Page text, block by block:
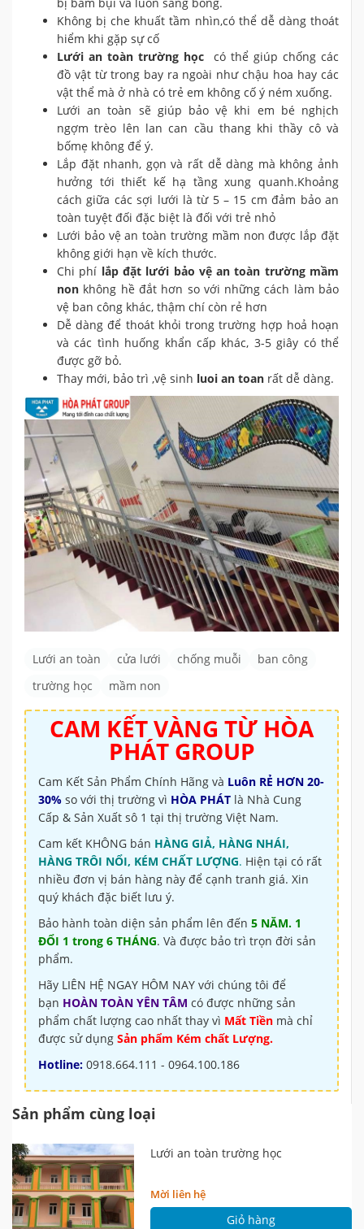
Không bị che khuất tầm nhìn,có thể dễ dàng thoát
hiểm khi gặp sự cố
Lưới an toàn trường học có thể giúp chống các
đồ vật từ trong bay ra ngoài như chậu hoa hay các
vật thể mà ở nhà có trẻ em không cố ý ném xuống.
Lưới an toàn sẽ giúp bảo vệ khi em bé nghịch
ngợm trèo lên lan can cầu thang khi thầy cô và
bốmẹ không để ý.
Lắp đặt nhanh, gọn và rất dễ dàng mà không ảnh
hưởng tới thiết kế hạ tầng xung quanh.Khoảng
cách giữa các sợi lưới là từ 5 – 15 cm đảm bảo an
toàn tuyệt đối đặc biệt là đối với trẻ nhỏ
Lưới bảo vệ an toàn trường mầm non được lắp đặt
không giới hạn về kích thước.
Chi phí lắp đặt lưới bảo vệ an toàn trường mầm
non không hề đắt hơn so với những cách làm bảo
vệ ban công khác, thậm chí còn rẻ hơn
Dễ dàng để thoát khỏi trong trường hợp hoả hoạn
và các tình huống khẩn cấp khác, 3-5 giây có thể
được gỡ bỏ.
Thay mới, bảo trì ,vệ sinh luoi an toan rất dễ dàng.
Lưới an toàn cửa lưới chống muỗi
ban công
trường học
mầm non
CAM KẾT VÀNG TỪ HÒA
PHÁT GROUP
Cam Kết Sản Phẩm Chính Hãng và Luôn RẺ HƠN 20-
30% so với thị trường vì HÒA PHÁT là Nhà Cung
Cấp & Sản Xuất sô 1 tại thị trường Việt Nam.
Cam kết KHÔNG bán HÀNG GIẢ, HÀNG NHÁI,
HÀNG TRÔI NỔI, KÉM CHẤT LƯỢNG. Hiện tại có rất
nhiều đơn vị bán hàng này để cạnh tranh giá. Xin
quý khách đặc biết lưu ý.
Bảo hành toàn diện sản phẩm lên đến 5 NĂM. 1
ĐỔI 1 trong 6 THÁNG. Và được bảo trì trọn đời sản
phẩm.
Hãy LIÊN HỆ NGAY HÔM NAY với chúng tôi để
bạn HOÀN TOÀN YÊN TÂM có được những sản
phẩm chất lượng cao nhất thay vì Mất Tiền mà chỉ
được sử dụng Sản phẩm Kém chất Lượng.
Hotline: 0918.664.111 - 0964.100.186
Sản phẩm cùng loại
Lưới an toàn trường học
Mời liên hệ
Giỏ hàng